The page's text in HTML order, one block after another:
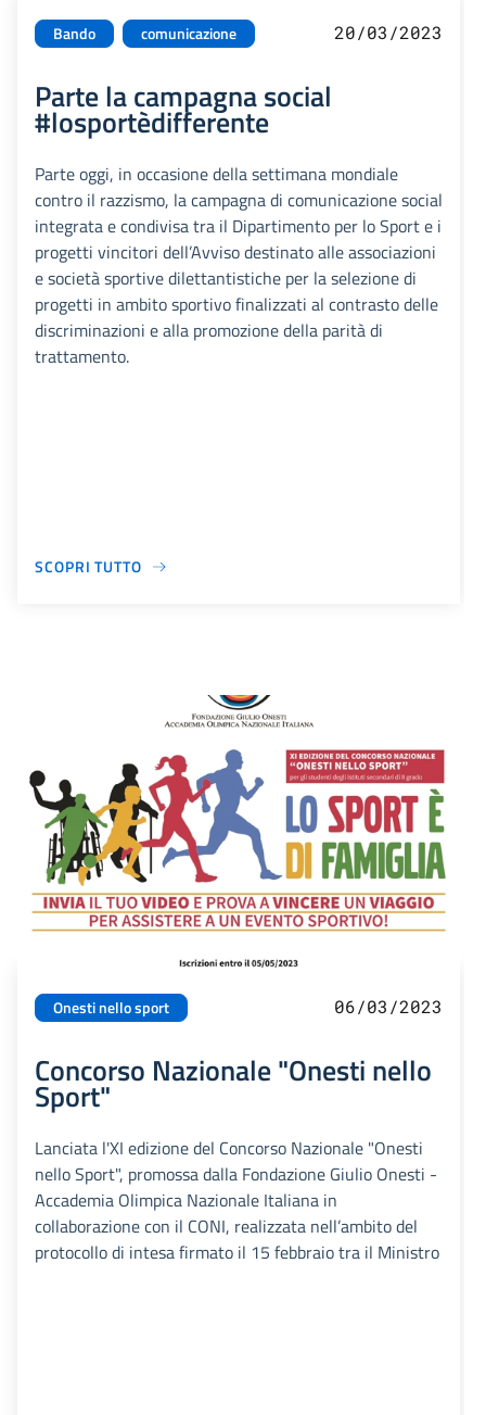
Bando comunicazione 20/03/2023
Parte la campagna social
#losportèdifferente
Parte oggi, in occasione della settimana mondiale
contro il razzismo, la campagna di comunicazione social
integrata e condivisa tra il Dipartimento per lo Sport e i
progetti vincitori dell’Avviso destinato alle associazioni
e società sportive dilettantistiche per la selezione di
progetti in ambito sportivo finalizzati al contrasto delle
discriminazioni e alla promozione della parità di
trattamento.
SCOPRI TUTTO
Onesti nello sport 06/03/2023
Concorso Nazionale "Onesti nello
Sport"
Lanciata l'XI edizione del Concorso Nazionale "Onesti
nello Sport", promossa dalla Fondazione Giulio Onesti -
Accademia Olimpica Nazionale Italiana in
collaborazione con il CONI, realizzata nell’ambito del
protocollo di intesa firmato il 15 febbraio tra il Ministro